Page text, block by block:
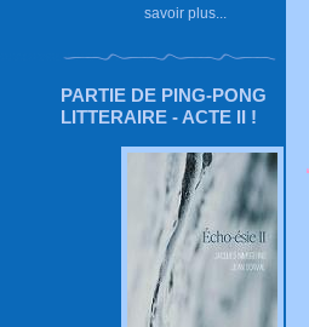
savoir plus...
PARTIE DE PING-PONG
LITTERAIRE - ACTE II !